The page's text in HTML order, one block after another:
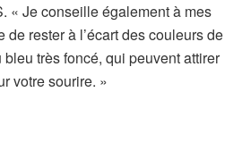
« Je conseille également à mes
rester à l’écart des couleurs de
très foncé, qui peuvent attirer
votre sourire. »